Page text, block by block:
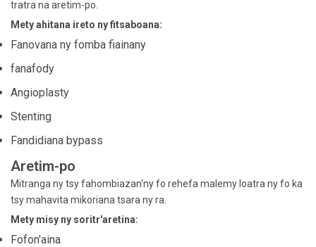
tratra na aretim-po.
Mety ahitana ireto ny fitsaboana:
Fanovana ny fomba fiainany
fanafody
Angioplasty
Stenting
Fandidiana bypass
Aretim-po
Mitranga ny tsy fahombiazan'ny fo rehefa malemy loatra ny fo ka
tsy mahavita mikoriana tsara ny ra.
Mety misy ny soritr'aretina:
Fofon'aina